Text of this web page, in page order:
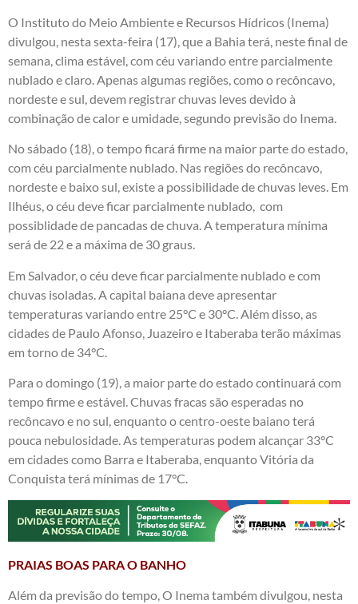
O Instituto do Meio Ambiente e Recursos Hídricos (Inema)
divulgou, nesta sexta-feira (17), que a Bahia terá, neste final de
semana, clima estável, com céu variando entre parcialmente
nublado e claro. Apenas algumas regiões, como o recôncavo,
nordeste e sul, devem registrar chuvas leves devido à
combinação de calor e umidade, segundo previsão do Inema.
No sábado (18), o tempo ficará firme na maior parte do estado,
com céu parcialmente nublado. Nas regiões do recôncavo,
nordeste e baixo sul, existe a possibilidade de chuvas leves. Em
Ilhéus, o céu deve ficar parcialmente nublado, com
possiblidade de pancadas de chuva. A temperatura mínima
será de 22 e a máxima de 30 graus.
Em Salvador, o céu deve ficar parcialmente nublado e com
chuvas isoladas. A capital baiana deve apresentar
temperaturas variando entre 25°C e 30°C. Além disso, as
cidades de Paulo Afonso, Juazeiro e Itaberaba terão máximas
em torno de 34°C.
Para o domingo (19), a maior parte do estado continuará com
tempo firme e estável. Chuvas fracas são esperadas no
recôncavo e no sul, enquanto o centro-oeste baiano terá
pouca nebulosidade. As temperaturas podem alcançar 33°C
em cidades como Barra e Itaberaba, enquanto Vitória da
Conquista terá mínimas de 17°C.
PRAIAS BOAS PARA O BANHO
Além da previsão do tempo, O Inema também divulgou, nesta